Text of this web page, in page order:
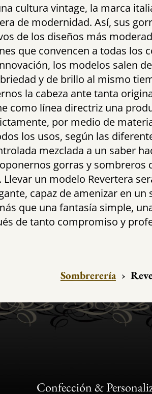
cultura vintage, la marca
de modernidad. Así, sus
de los diseños más
que convencen a todas los
los modelos salen
y de brillo al mismo
la cabeza ante tanta
como línea directriz una
por medio de
los usos, según las
mezclada a un saber
gorras y sombreros
Llevar un modelo Revertera
capaz de amenizar en
que una fantasía simple,
de tanto compromiso y
Sombrerería ›
Confección &